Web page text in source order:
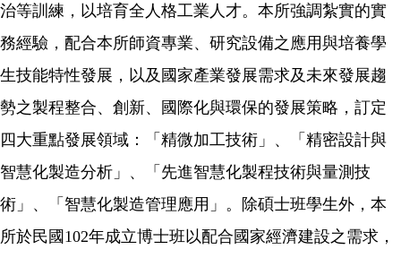
治等訓練，以培育全人格工業人才。本所強調紮實的實
務經驗，配合本所師資專業、研究設備之應用與培養學
生技能特性發展，以及國家產業發展需求及未來發展趨
勢之製程整合、創新、國際化與環保的發展策略，訂定
四大重點發展領域：「精微加工技術」、「精密設計與
智慧化製造分析」、「先進智慧化製程技術與量測技
術」、「智慧化製造管理應用」。除碩士班學生外，本
所於民國 102年成立博士班以配合國家經濟建設之需求，